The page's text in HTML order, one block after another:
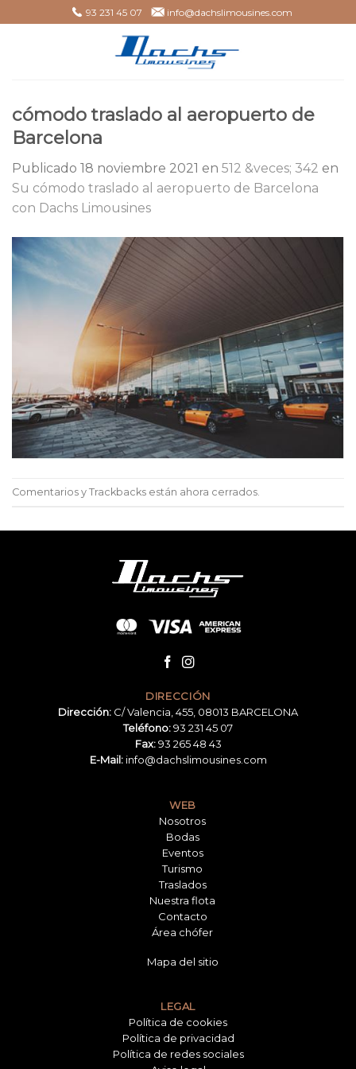
93 231 45 07 info@dachslimousines.com
cómodo traslado al aeropuerto de
Barcelona
Publicado 18 noviembre 2021 en 512 &veces; 342 en
Su cómodo traslado al aeropuerto de Barcelona
con Dachs Limousines
Comentarios y Trackbacks están ahora cerrados.
DIRECCIÓN
Dirección: C/ Valencia, 455, 08013 BARCELONA
Teléfono:93 231 45 07
Fax:93 265 48 43
E-Mail: info@dachslimousines.com
WEB
Nosotros
Bodas
Eventos
Turismo
Traslados
Nuestra flota
Contacto
Área chófer
Mapa del sitio
LEGAL
Política de cookies
Política de privacidad
Política de redes sociales